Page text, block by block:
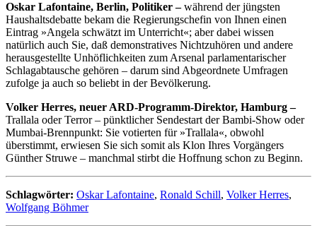
Oskar Lafontaine, Berlin, Politiker –während der jüngsten
Haushaltsdebatte bekam die Regierungschefin von Ihnen einen
Eintrag »Angela schwätzt im Unterricht«; aber dabei wissen
natürlich auch Sie, daß demonstratives Nichtzuhören und andere
herausgestellte Unhöflichkeiten zum Arsenal parlamentarischer
Schlagabtausche gehören – darum sind Abgeordnete Umfragen
zufolge ja auch so beliebt in der Bevölkerung.
Volker Herres, neuer ARD-Programm-Direktor, Hamburg –
Trallala oder Terror – pünktlicher Sendestart der Bambi-Show oder
Mumbai-Brennpunkt: Sie votierten für »Trallala«, obwohl
überstimmt, erwiesen Sie sich somit als Klon Ihres Vorgängers
Günther Struwe – manchmal stirbt die Hoffnung schon zu Beginn.
Schlagwörter: Oskar Lafontaine, Ronald Schill, Volker Herres,
Wolfgang Böhmer